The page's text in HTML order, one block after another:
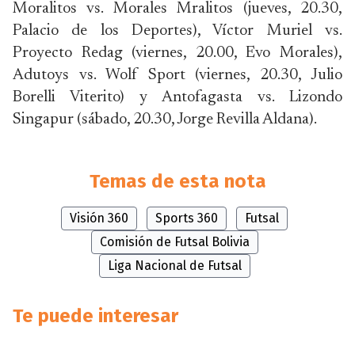
Moralitos vs. Morales Mralitos (jueves, 20.30,
Palacio de los Deportes), Víctor Muriel vs.
Proyecto Redag (viernes, 20.00, Evo Morales),
Adutoys vs. Wolf Sport (viernes, 20.30, Julio
Borelli Viterito) y Antofagasta vs. Lizondo
Singapur (sábado, 20.30, Jorge Revilla Aldana).
Temas de esta nota
Visión 360 Sports 360
Futsal
Comisión de Futsal Bolivia
Liga Nacional de Futsal
Te puede interesar